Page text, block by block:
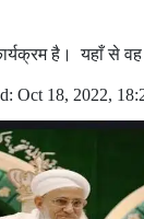
है। यहाँ से वह
Oct 18, 2022,